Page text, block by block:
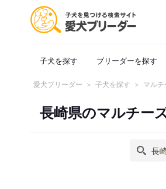
子犬を探す ブリーダーを探す
愛犬ブリーダー 子犬を探す マル
長崎県のマルチー